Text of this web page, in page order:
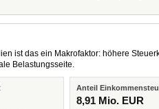
ist das ein Makrofaktor: höhere
Belastungsseite.
Anteil
8,91 Mio. EUR